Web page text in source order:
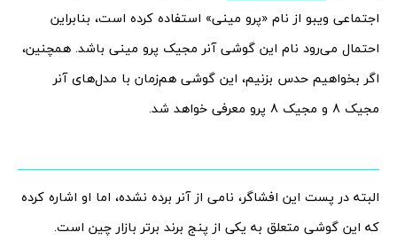
اجتماعی ویبو از نام «پرو مینی» استفاده کرده است، بنابراین
احتمال می‌رود نام این گوشی آنر مجیک پرو مینی باشد. همچنین،
اگر بخواهیم حدس بزنیم، این گوشی هم‌زمان با مدل‌های آنر
مجیک 8 و مجیک 8 پرو معرفی خواهد شد.
البته در پست این افشاگر، نامی از آنر برده نشده، اما او اشاره کرده
که این گوشی متعلق به یکی از پنج برند برتر بازار چین است.